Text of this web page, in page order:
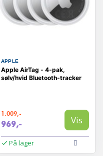
APPLE
Apple AirTag - 4‑pak,
sølv/hvid Bluetooth-tracker
1.009,-
969,- Vis
På lager